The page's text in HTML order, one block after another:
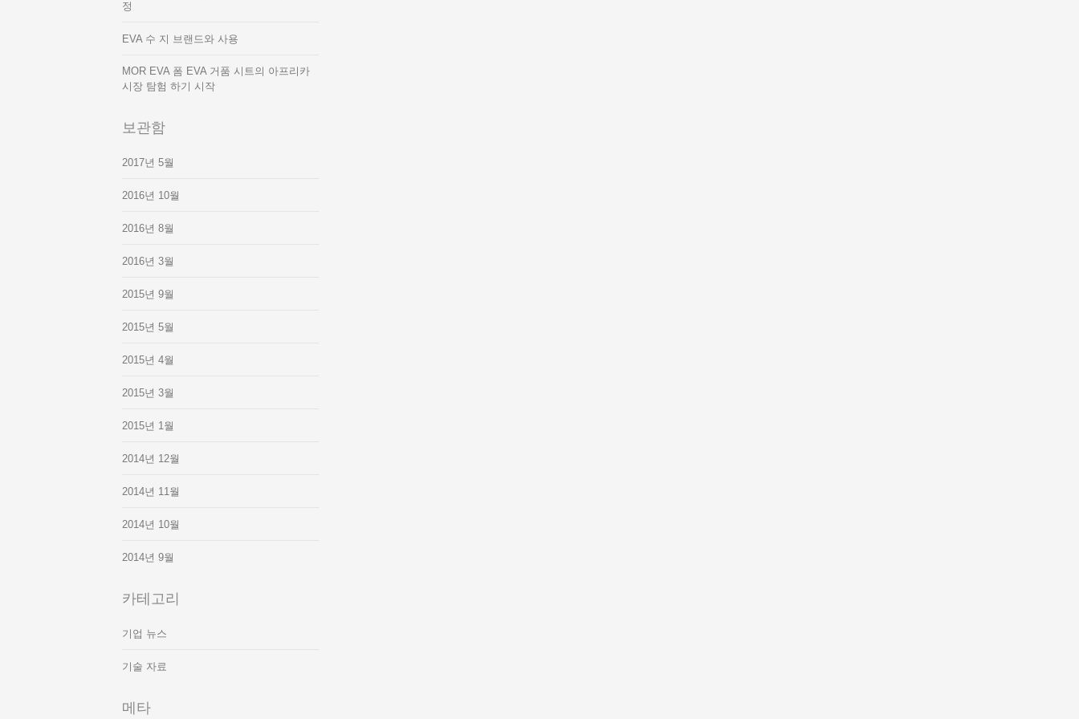
정
EVA 수 지 브랜드와 사용
MOR EVA 폼 EVA 거품 시트의 아프리카
시장 탐험 하기 시작
보관함
2017년 5월
2016년 10월
2016년 8월
2016년 3월
2015년 9월
2015년 5월
2015년 4월
2015년 3월
2015년 1월
2014년 12월
2014년 11월
2014년 10월
2014년 9월
카테고리
기업 뉴스
기술 자료
메타